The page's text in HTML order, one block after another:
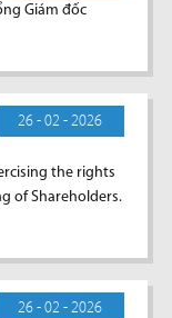
Giám đốc
26 - 02 - 2026
the rights
of Shareholders.
26 - 02 - 2026